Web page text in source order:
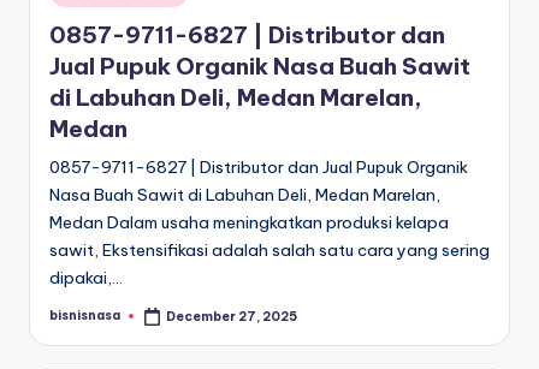
in
0857-9711-6827 | Distributor dan
Jual Pupuk Organik Nasa Buah Sawit
di Labuhan Deli, Medan Marelan,
Medan
0857-9711-6827 | Distributor dan Jual Pupuk Organik
Nasa Buah Sawit di Labuhan Deli, Medan Marelan,
Medan Dalam usaha meningkatkan produksi kelapa
sawit, Ekstensifikasi adalah salah satu cara yang sering
dipakai,…
Posted
bisnisnasa December 27, 2025